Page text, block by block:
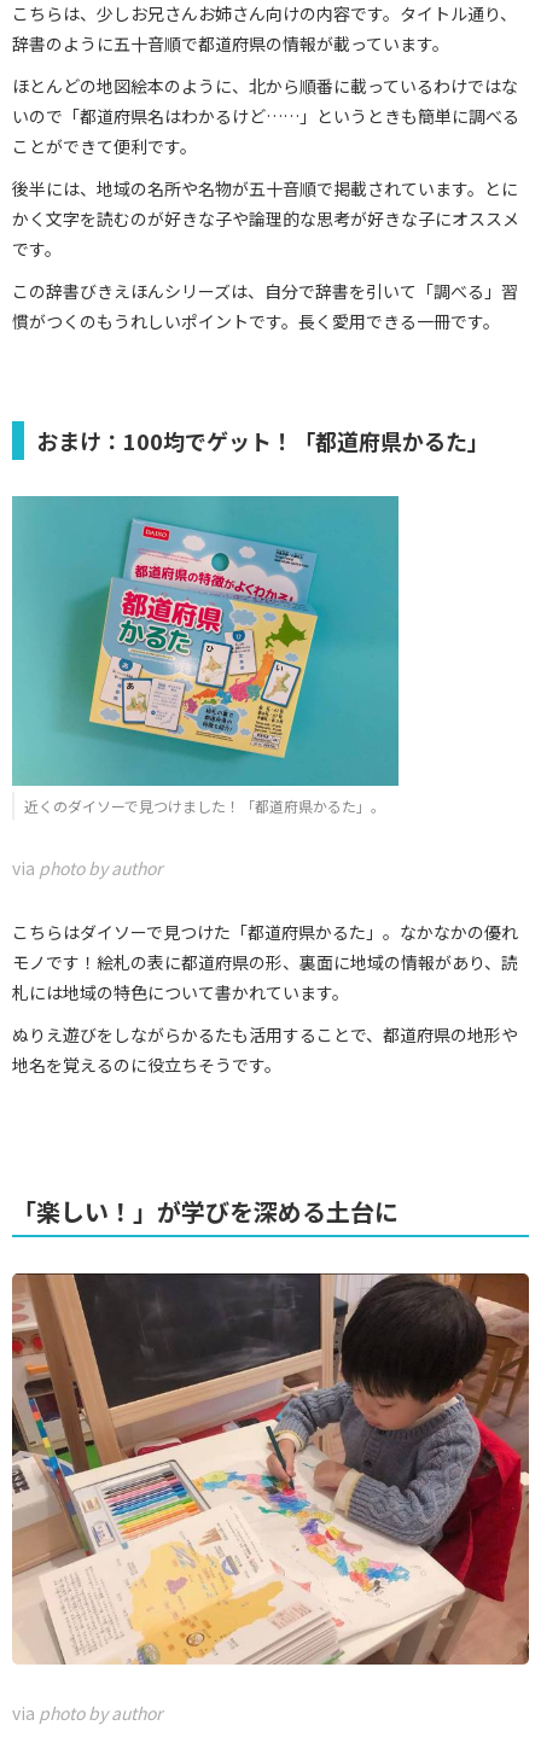
こちらは、少しお兄さんお姉さん向けの内容です。タイトル通り、
辞書のように五十音順で都道府県の情報が載っています。
ほとんどの地図絵本のように、北から順番に載っているわけではな
いので「都道府県名はわかるけど……」というときも簡単に調べる
ことができて便利です。
後半には、地域の名所や名物が五十音順で掲載されています。とに
かく文字を読むのが好きな子や論理的な思考が好きな子にオススメ
です。
この辞書びきえほんシリーズは、自分で辞書を引いて「調べる」習
慣がつくのもうれしいポイントです。長く愛用できる一冊です。
おまけ：100均でゲット！「都道府県かるた」
近くのダイソーで見つけました！「都道府県かるた」。
via photo by author
こちらはダイソーで見つけた「都道府県かるた」。なかなかの優れ
モノです！絵札の表に都道府県の形、裏面に地域の情報があり、読
札には地域の特色について書かれています。
ぬりえ遊びをしながらかるたも活用することで、都道府県の地形や
地名を覚えるのに役立ちそうです。
「楽しい！」が学びを深める土台に
via photo by author